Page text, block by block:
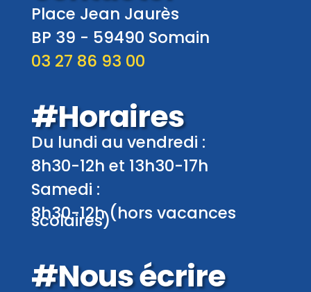
Place Jean Jaurès
BP 39 - 59490 Somain
03 27 86 93 00
#Horaires
Du lundi au vendredi :
8h30-12h et 13h30-17h
Samedi :
8h30-12h (hors vacances
scolaires)
#Nous écrire